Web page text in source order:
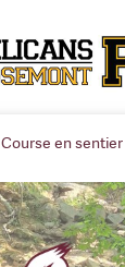
Course en sentier